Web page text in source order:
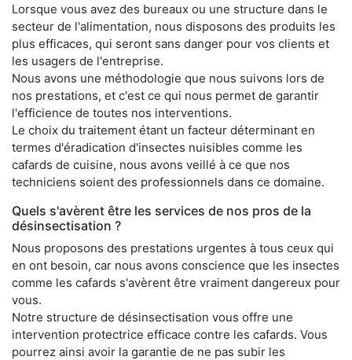
Lorsque vous avez des bureaux ou une structure dans le
secteur de l'alimentation, nous disposons des produits les
plus efficaces, qui seront sans danger pour vos clients et
les usagers de l'entreprise.
Nous avons une méthodologie que nous suivons lors de
nos prestations, et c'est ce qui nous permet de garantir
l'efficience de toutes nos interventions.
Le choix du traitement étant un facteur déterminant en
termes d'éradication d'insectes nuisibles comme les
cafards de cuisine, nous avons veillé à ce que nos
techniciens soient des professionnels dans ce domaine.
Quels s'avèrent être les services de nos pros de la
désinsectisation ?
Nous proposons des prestations urgentes à tous ceux qui
en ont besoin, car nous avons conscience que les insectes
comme les cafards s'avèrent être vraiment dangereux pour
vous.
Notre structure de désinsectisation vous offre une
intervention protectrice efficace contre les cafards. Vous
pourrez ainsi avoir la garantie de ne pas subir les